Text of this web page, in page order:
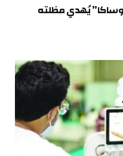
الإمارات في “إكسبو 2025 أوساكا” يُهدي مظلته